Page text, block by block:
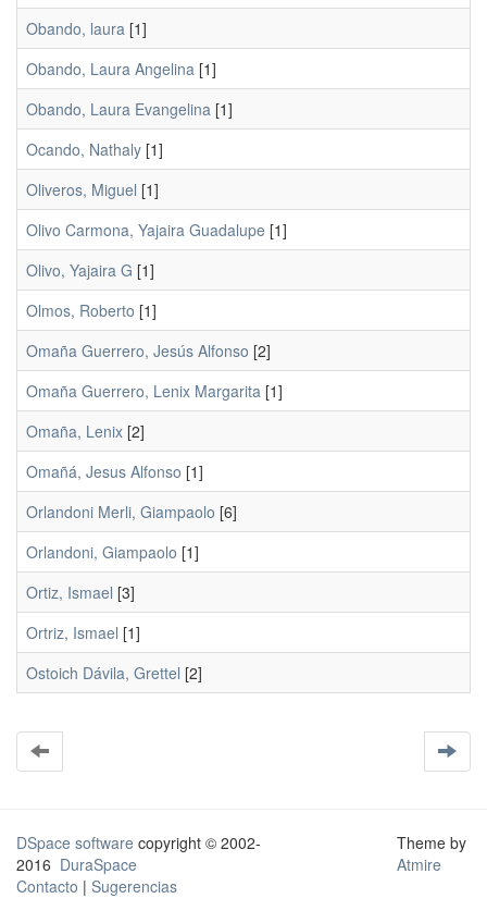
Obando, laura [1]
Obando, Laura Angelina [1]
Obando, Laura Evangelina [1]
Ocando, Nathaly [1]
Oliveros, Miguel [1]
Olivo Carmona, Yajaira Guadalupe [1]
Olivo, Yajaira G [1]
Olmos, Roberto [1]
Omaña Guerrero, Jesús Alfonso [2]
Omaña Guerrero, Lenix Margarita [1]
Omaña, Lenix [2]
Omañá, Jesus Alfonso [1]
Orlandoni Merli, Giampaolo [6]
Orlandoni, Giampaolo [1]
Ortiz, Ismael [3]
Ortriz, Ismael [1]
Ostoich Dávila, Grettel [2]
DSpace software copyright © 2002-
2016 DuraSpace
Contacto | Sugerencias
Theme by
Atmire